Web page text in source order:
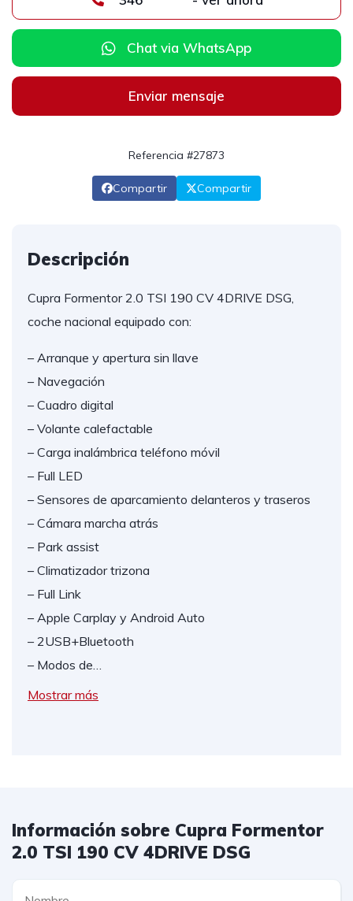
Chat via WhatsApp
Enviar mensaje
Referencia #27873
Compartir Compartir
Descripción
Cupra Formentor 2.0 TSI 190 CV 4DRIVE DSG,
coche nacional equipado con:
– Arranque y apertura sin llave
– Navegación
– Cuadro digital
– Volante calefactable
– Carga inalámbrica teléfono móvil
– Full LED
– Sensores de aparcamiento delanteros y traseros
– Cámara marcha atrás
– Park assist
– Climatizador trizona
– Full Link
– Apple Carplay y Android Auto
– 2USB+Bluetooth
– Modos de…
Mostrar más
Información sobre Cupra Formentor
2.0 TSI 190 CV 4DRIVE DSG